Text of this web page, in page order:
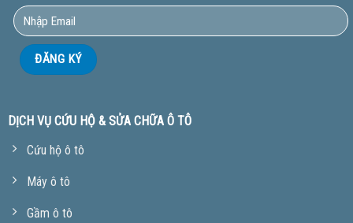
DỊCH VỤ CỨU HỘ & SỬA CHỮA Ô TÔ
Cứu hộ ô tô
Máy ô tô
Gầm ô tô